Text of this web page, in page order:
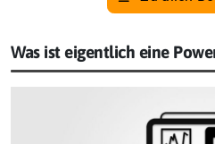
Was ist eigentlich eine